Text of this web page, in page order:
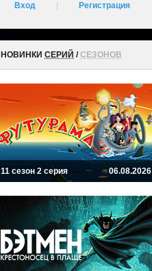
Вход Регистрация
НОВИНКИ СЕРИЙ /СЕЗОНОВ
11 сезон 2 серия 06.08.2026